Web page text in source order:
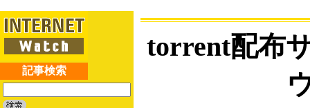
記事検索
torrent配布